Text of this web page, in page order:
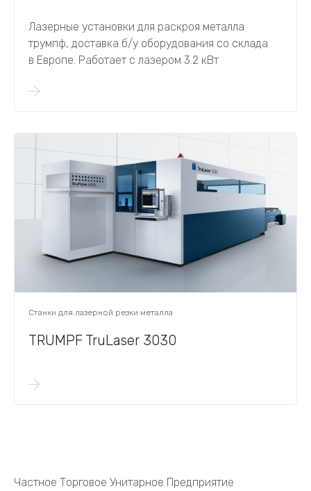
Лазерные установки для раскроя металла
трумпф, доставка б/у оборудования со склада
в Европе. Работает с лазером 3.2 кВт
Станки для лазерной резки металла
TRUMPF TruLaser 3030
Частное Торговое Унитарное Предприятие